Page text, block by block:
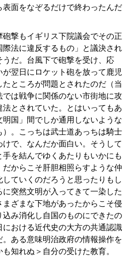
表面をなぞるだけで終わったんだ
砲撃もイギリス下院議会でその正
際法に違反するもの」と議決され
うだ。台風下で砲撃を受け、応
翌日にロケット砲を放って鹿児
ところが問題とされたのだ（当
では戦争に関係のない市街地に攻
とされていた。とはいってもあ
明国」間でしか通用しないような
）。こっちは武士道あっちは騎士
で、なんだか面白い。そうして
を結んでゆくあたりもいかにも
からこそ肝胆相照らすような仲
ていくのだろうと思ったりもし
突然文明が入ってきて一染した
まざまな下地があったからこそ侵
込み消化し自国のものにできたの
における近代史の大方の共通認識
。ある意味明治政府の情報操作を
知れぬ＞自分の受けた教育。